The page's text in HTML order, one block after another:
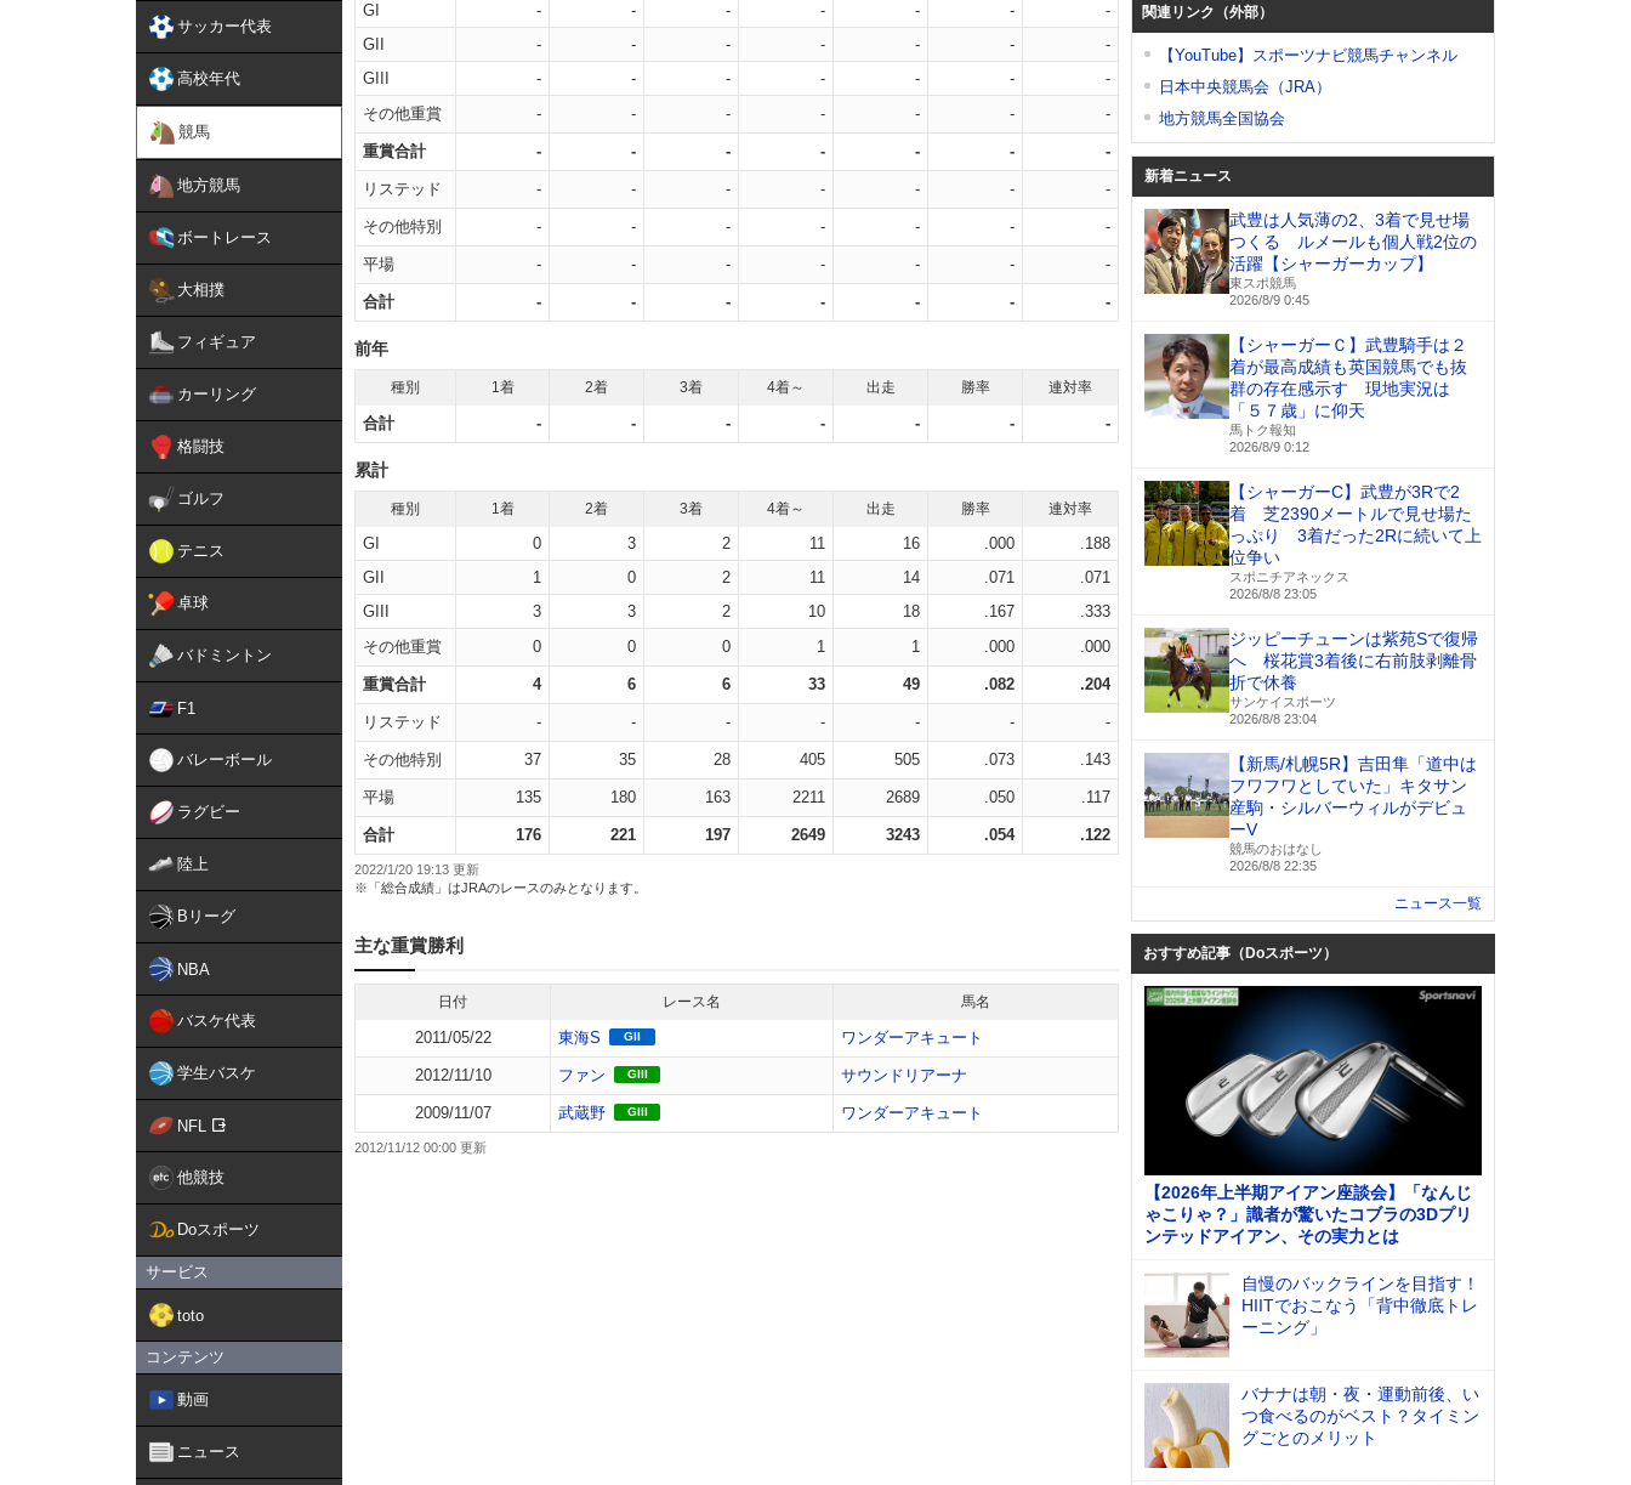
サッカー代表
高校年代
競馬
地方競馬
ボートレース
大相撲
フィギュア
カーリング
格闘技
ゴルフ
テニス
卓球
バドミントン
F1
バレーボール
ラグビー
陸上
Bリーグ
NBA
バスケ代表
学生バスケ
NFL
他競技
Doスポーツ
サービス
toto
コンテンツ
動画
ニュース
GI - - - - - -
-
GII
- - - - - -
-
GIII
- - - - - -
-
その他重賞
- - - - - - -
重賞合計 - - - - - - -
リステッド - - - - - - -
その他特別 - - - - - - -
平場 - - - - - - -
合計 - - - - - - -
前年
種別 1着 2着 3着 4着～ 出走 勝率 連対率
合計 - - - - - - -
累計
種別 1着 2着 3着 4着～ 出走 勝率 連対率
GI 0 3 2 11 16 .000
.188
GII
1 0 2 11 14 .071
.071
GIII
3 3 2 10 18 .167
.333
その他重賞
0 0 0 1 1 .000 .000
重賞合計 4 6 6 33 49 .082 .204
リステッド - - - - - - -
その他特別 37 35 28 405 505 .073 .143
平場 135 180 163 2211 2689 .050 .117
合計 176 221 197 2649 3243 .054 .122
2022/1/20 19:13 更新
※「総合成績」はJRAのレースのみとなります。
主な重賞勝利
日付 レース名 馬名
2011/05/22 東海S GII ワンダーアキュート
2012/11/10 ファン GIII サウンドリアーナ
2009/11/07 武蔵野 GIII ワンダーアキュート
2012/11/12 00:00 更新
関連リンク（外部）
【YouTube】スポーツナビ競馬チャンネル
日本中央競馬会（JRA）
地方競馬全国協会
新着ニュース
武豊は人気薄の2、3着で見せ場
つくる ルメールも個人戦2位の
活躍【シャーガーカップ】
東スポ競馬
2026/8/9 0:45
【シャーガーＣ】武豊騎手は２
着が最高成績も英国競馬でも抜
群の存在感示す 現地実況は
「５７歳」に仰天
馬トク報知
2026/8/9 0:12
【シャーガーC】武豊が3Rで2
着 芝2390メートルで見せ場た
っぷり 3着だった2Rに続いて上
位争い
スポニチアネックス
2026/8/8 23:05
ジッピーチューンは紫苑Sで復帰
へ 桜花賞3着後に右前肢剥離骨
折で休養
サンケイスポーツ
2026/8/8 23:04
【新馬/札幌5R】吉田隼「道中は
フワフワとしていた」キタサン
産駒・シルバーウィルがデビュ
ーV
競馬のおはなし
2026/8/8 22:35
ニュース一覧
おすすめ記事（Doスポーツ）
【2026年上半期アイアン座談会】「なんじ
ゃこりゃ？」識者が驚いたコブラの3Dプリ
ンテッドアイアン、その実力とは
自慢のバックラインを目指す！
HIITでおこなう「背中徹底トレ
ーニング」
バナナは朝・夜・運動前後、い
つ食べるのがベスト？タイミン
グごとのメリット